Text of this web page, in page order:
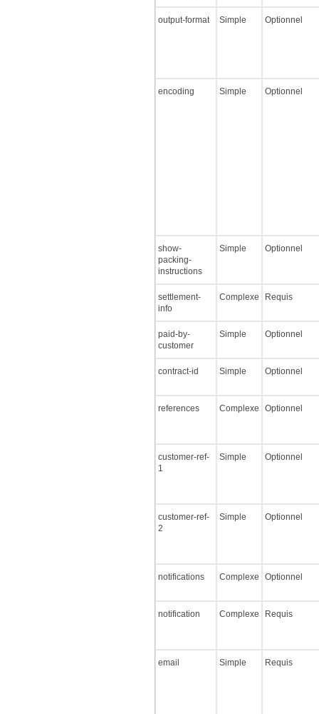
output-format Simple Optionnel
encoding Simple Optionnel
show-
packing-
instructions
Simple Optionnel
settlement-
info
Complexe Requis
paid-by-
customer
Simple Optionnel
contract-id Simple Optionnel
references Complexe Optionnel
customer-ref-
1
Simple Optionnel
customer-ref-
2
Simple Optionnel
notifications Complexe Optionnel
notification Complexe Requis
email Simple Requis